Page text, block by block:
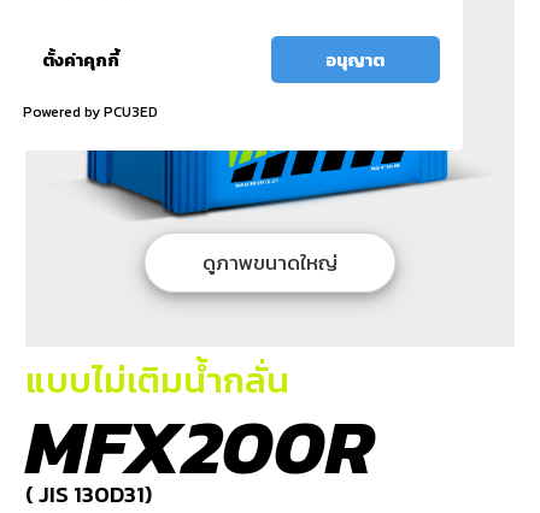
ตั้งค่าคุกกี้ อนุญาต
Powered by PCU3ED
เเบต
เต
บริการ
แบตเตอรี่
ข่าว
เเละ
กิจกรรม
ดูภาพขนาดใหญ่
แบบไม่เติมน้ำกลั่น
MFX200R
( JIS 130D31)